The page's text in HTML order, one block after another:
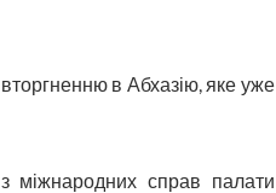
в Абхазію, яке уже
міжнародних справ палати